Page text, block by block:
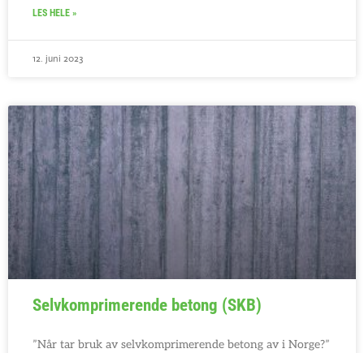
LES HELE »
12. juni 2023
Selvkomprimerende betong (SKB)
”Når tar bruk av selvkomprimerende betong av i Norge?”